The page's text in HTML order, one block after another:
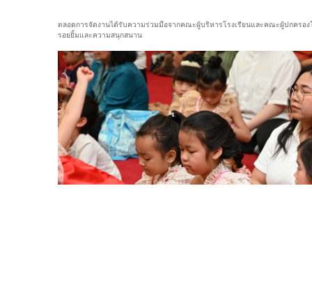
ตลอดการจัดงานได้รับความร่วมมือจากคณะผู้บริหารโรงเรียนและคณะผู้ปกครอ
รอยยิ้มและความสนุกสนาน